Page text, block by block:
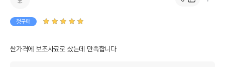
첫구매
싼가격에 보조사료로 샀는데 만족합니다